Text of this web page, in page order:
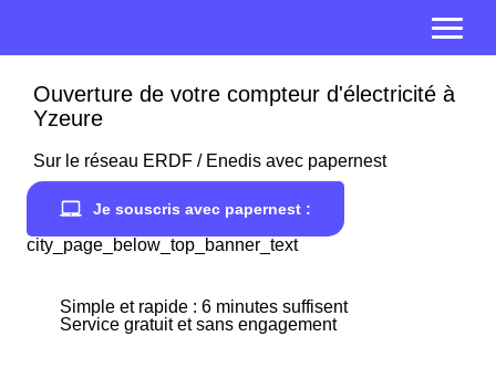
Ouverture de votre compteur d'électricité à
Yzeure
Sur le réseau ERDF / Enedis avec papernest
Je souscris avec papernest :
city_page_below_top_banner_text
Simple et rapide : 6 minutes suffisent
Service gratuit et sans engagement